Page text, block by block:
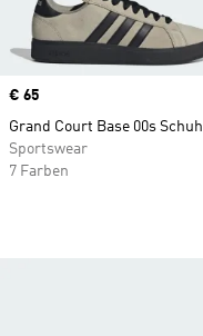
Price
€ 65
Grand Court Base 00s Schuh
Sportswear
7 Farben